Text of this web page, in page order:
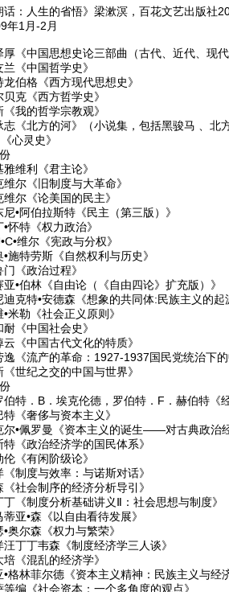
话：人生的省悟》梁漱溟，百花文艺出版社
年1月-2月
厚《中国思想史论三部曲（古代、近代、现代
兰《中国哲学史》
龙伯格《西方现代思想史》
贝克《西方哲学史》
《我的哲学宗教观》
志《北方的河》（小说集，包括黑骏马 、北
灵史》
雅维利《君主论》
维尔《旧制度与大革命》
维尔《论美国的民主》
尼•阿伯拉斯特《民主（第三版）》
•怀特《权力政治》
维尔《宪政与分权》
•施特劳斯《自然权利与历史》
门《政治过程》
亚•伯林《自由论（《自由四论》扩充版）》
迪克特•安德森《想象的共同体:民族主义的起
•米勒《社会正义原则》
耐《中国社会史》
云《中国古代文化的特质》
逸《流产的革命：1927-1937国民党统治下的
《世纪之交的中国与世界》
伯特．B．埃克伦德，罗伯特．F．赫伯特《
特《奢侈与资本主义》
尔•佩罗曼《资本主义的诞生——对古典政治
特《政治经济学的国民体系》
伦《有闲阶级论》
《制度与效率：与诺斯对话》
《社会制序的经济分析导引》
丁《制度分析基础讲义Ⅱ：社会思想与制度》
蒂亚•森《以自由看待发展》
•奥尔森《权力与繁荣》
汪丁丁韦森《制度经济学三人谈》
培《混乱的经济学》
•格林菲尔德《资本主义精神：民族主义与经
等编《社会资本：一个多角度的观点》